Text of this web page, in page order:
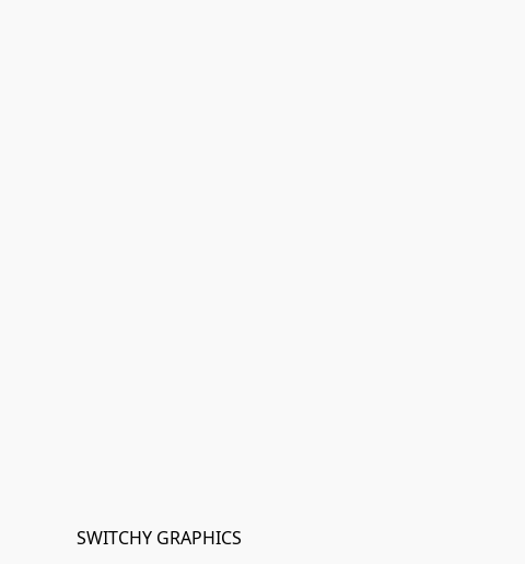
SWITCHY GRAPHICS